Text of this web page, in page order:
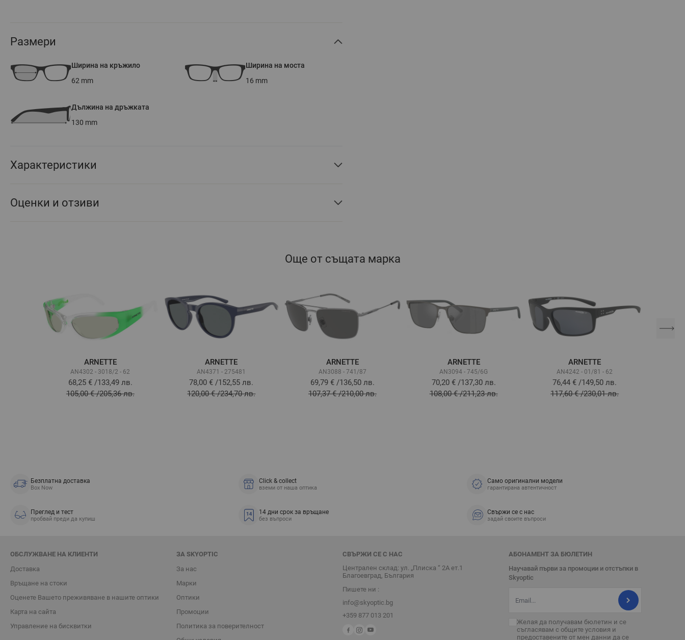
Размери
Ширина на кръжило
62 mm
Ширина на моста
16 mm
Дължина на дръжката
130 mm
Характеристики
Оценки и отзиви
Още от същата марка
ARNETTE
AN4302 - 3018/2 - 62
68,25 €/133,49 лв.
105,00 €/205,36 лв.
ARNETTE
AN4371 - 275481
78,00 € /152,55 лв.
120,00 €/234,70 лв.
ARNETTE
AN3088 - 741/87
69,79 €/136,50 лв.
107,37 €/210,00 лв.
ARNETTE
AN3094 - 745/6G
70,20 €/137,30 лв.
108,00 €/211,23 лв.
ARNETTE
AN4242 - 01/81 - 62
76,44 € /149,50 лв.
117,60 €/230,01 лв.
Безплатна доставка
Box Now
Click & collect
вземи от наша оптика
Само оригинални модели
гарантирана автентичност
Преглед и тест
пробвай преди да купиш
14 дни срок за връщане
без въпроси
Свържи се с нас
задай своите въпроси
ОБСЛУЖВАНЕ НА КЛИЕНТИ
Доставка
Връщане на стоки
Oценете Вашето преживяване в нашите оптики
Карта на сайта
Управление на бисквитки
ЗА SKYOPTIC
За нас
Марки
Оптики
Промоции
Политика за поверителност
СВЪРЖИ СЕ С НАС
Централен склад: ул. „Плиска “ 2А ет.1
Благоевград, България
Пишете ни :
info@skyoptic.bg
+359 877 013 201
АБОНАМЕНТ ЗА БЮЛЕТИН
Научавай първи за промоции и отстъпки в
Skyoptic
Желая да получавам бюлетин и се
съгласявам с общите условия и
предоставените от мен данни да се